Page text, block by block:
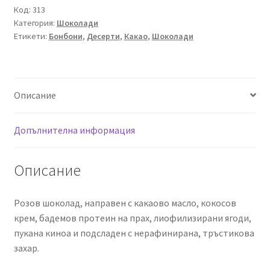
Кокосов
Шоколад
с
и
Култури,
70
Код: 313
Категория: Шоколади
Етикети: Бонбони, Десерти, Какао, Шоколади
Описание
Допълнителна информация
Описание
Розов шоколад, направен с какаово масло, кокосов
крем, бадемов протеин на прах, лиофилизирани ягоди,
пукана киноа и подсладен с нерафинирана, тръстикова
захар.